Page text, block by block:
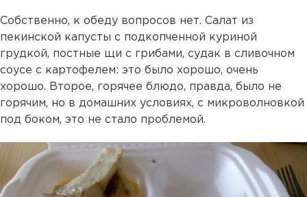
Собственно, к обеду вопросов нет. Салат из
пекинской капусты с подкопченной куриной
грудкой, постные щи с грибами, судак в сливочном
соусе с картофелем: это было хорошо, очень
хорошо. Второе, горячее блюдо, правда, было не
горячим, но в домашних условиях, с микроволновкой
под боком, это не стало проблемой.